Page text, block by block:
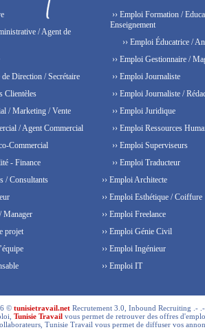
/ Agent de
de Direction / Secrétaire
Clientèles
/ Marketing / Vente
/ Agent Commercial
Commercial
- Finance
/ Consultants
Manager
projet
›› Emploi Formation /
Enseignement
›› Emploi Éducatrice /
›› Emploi Gestionnaire /
›› Emploi Journaliste
›› Emploi Journaliste /
›› Emploi Juridique
›› Emploi Ressources
›› Emploi Superviseurs
›› Emploi Traducteur
›› Emploi Architecte
›› Emploi Esthétique / Coiffure
›› Emploi Freelance
›› Emploi Génie Civil
›› Emploi Ingénieur
›› Emploi IT
©tunisietravail.net Recrutement 3.0, Inbound Recruiting .-
Tunisie Travail vous permet de retrouver des offres
Tunisie Travail vous permet de diffuser vos